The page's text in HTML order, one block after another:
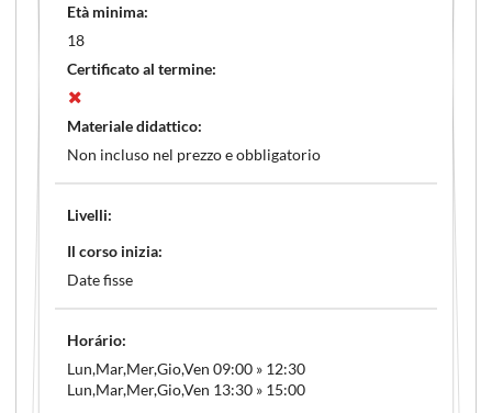
Età minima:
18
Certificato al termine:
Materiale didattico:
Non incluso nel prezzo e obbligatorio
Livelli:
Il corso inizia:
Date fisse
Horário:
Lun,Mar,Mer,Gio,Ven 09:00 » 12:30
Lun,Mar,Mer,Gio,Ven 13:30 » 15:00